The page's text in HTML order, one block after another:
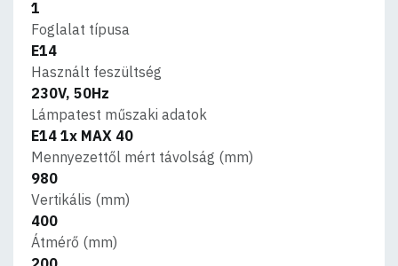
1
Foglalat típusa
E14
Használt feszültség
230V, 50Hz
Lámpatest műszaki adatok
E14 1x MAX 40
Mennyezettől mért távolság (mm)
980
Vertikális (mm)
400
Átmérő (mm)